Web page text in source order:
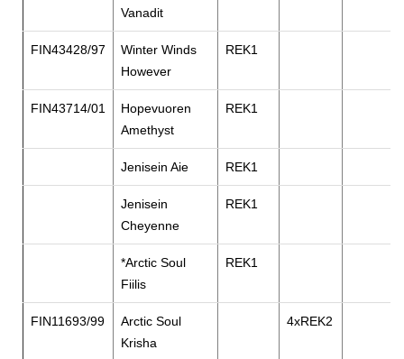
Vanadit
FIN43428/97
Winter Winds
However
REK1
FIN43714/01
Hopevuoren
Amethyst
REK1
Jenisein Aie REK1
Jenisein
Cheyenne
REK1
*Arctic Soul
Fiilis
REK1
FIN11693/99
Arctic Soul
Krisha
4xREK2